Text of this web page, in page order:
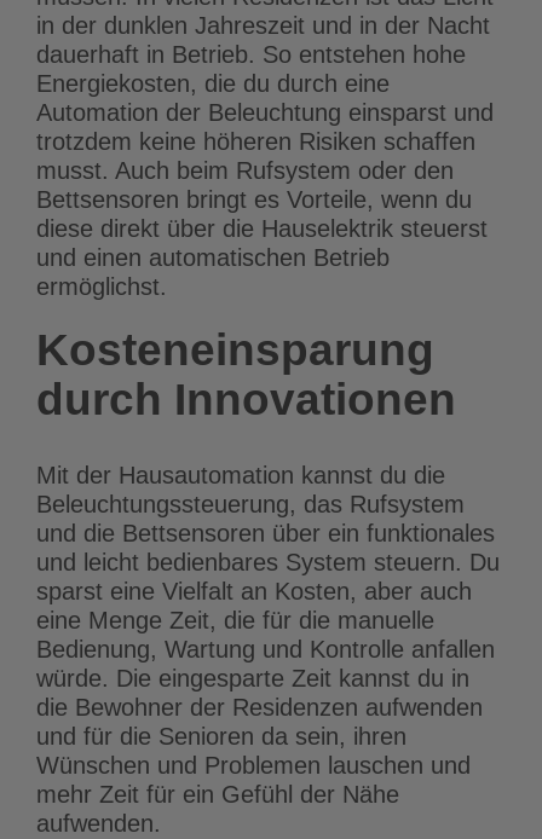
in der dunklen Jahreszeit und in der Nacht
dauerhaft in Betrieb. So entstehen hohe
Energiekosten, die du durch eine
Automation der Beleuchtung einsparst und
trotzdem keine höheren Risiken schaffen
musst. Auch beim Rufsystem oder den
Bettsensoren bringt es Vorteile, wenn du
diese direkt über die Hauselektrik steuerst
und einen automatischen Betrieb
ermöglichst.
Kosteneinsparung
durch Innovationen
Mit der Hausautomation kannst du die
Beleuchtungssteuerung, das Rufsystem
und die Bettsensoren über ein funktionales
und leicht bedienbares System steuern. Du
sparst eine Vielfalt an Kosten, aber auch
eine Menge Zeit, die für die manuelle
Bedienung, Wartung und Kontrolle anfallen
würde. Die eingesparte Zeit kannst du in
die Bewohner der Residenzen aufwenden
und für die Senioren da sein, ihren
Wünschen und Problemen lauschen und
mehr Zeit für ein Gefühl der Nähe
aufwenden.